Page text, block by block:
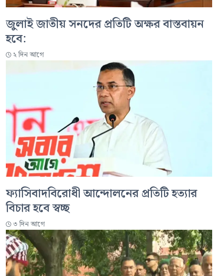
জুলাই জাতীয় সনদের প্রতিটি অক্ষর বাস্তবায়ন
হবে:
২ দিন আগে
ফ্যাসিবাদবিরোধী আন্দোলনের প্রতিটি হত্যার
বিচার হবে স্বচ্ছ
৩ দিন আগে